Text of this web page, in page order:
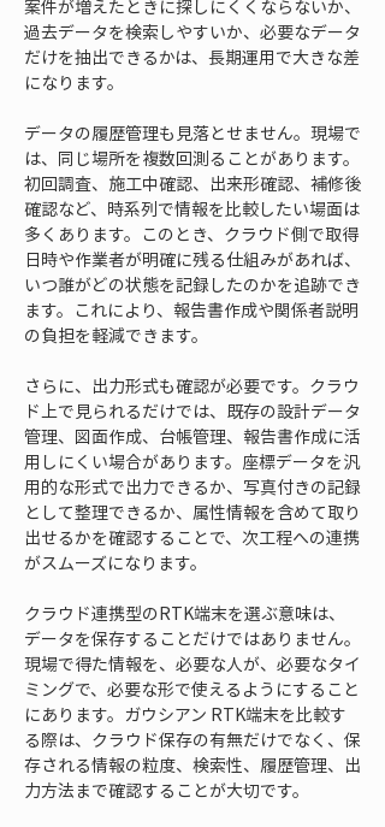
案件が増えたときに探しにくくならないか、
過去データを検索しやすいか、必要なデータ
だけを抽出できるかは、長期運用で大きな差
になります。
データの履歴管理も見落とせません。現場で
は、同じ場所を複数回測ることがあります。
初回調査、施工中確認、出来形確認、補修後
確認など、時系列で情報を比較したい場面は
多くあります。このとき、クラウド側で取得
日時や作業者が明確に残る仕組みがあれば、
いつ誰がどの状態を記録したのかを追跡でき
ます。これにより、報告書作成や関係者説明
の負担を軽減できます。
さらに、出力形式も確認が必要です。クラウ
ド上で見られるだけでは、既存の設計データ
管理、図面作成、台帳管理、報告書作成に活
用しにくい場合があります。座標データを汎
用的な形式で出力できるか、写真付きの記録
として整理できるか、属性情報を含めて取り
出せるかを確認することで、次工程への連携
がスムーズになります。
クラウド連携型のRTK端末を選ぶ意味は、
データを保存することだけではありません。
現場で得た情報を、必要な人が、必要なタイ
ミングで、必要な形で使えるようにすること
にあります。ガウシアン RTK端末を比較す
る際は、クラウド保存の有無だけでなく、保
存される情報の粒度、検索性、履歴管理、出
力方法まで確認することが大切です。